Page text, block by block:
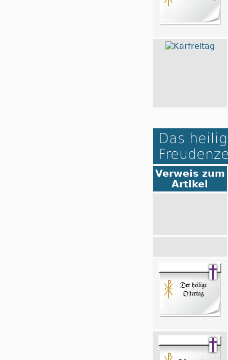
Das
Verweis zum
Artikel